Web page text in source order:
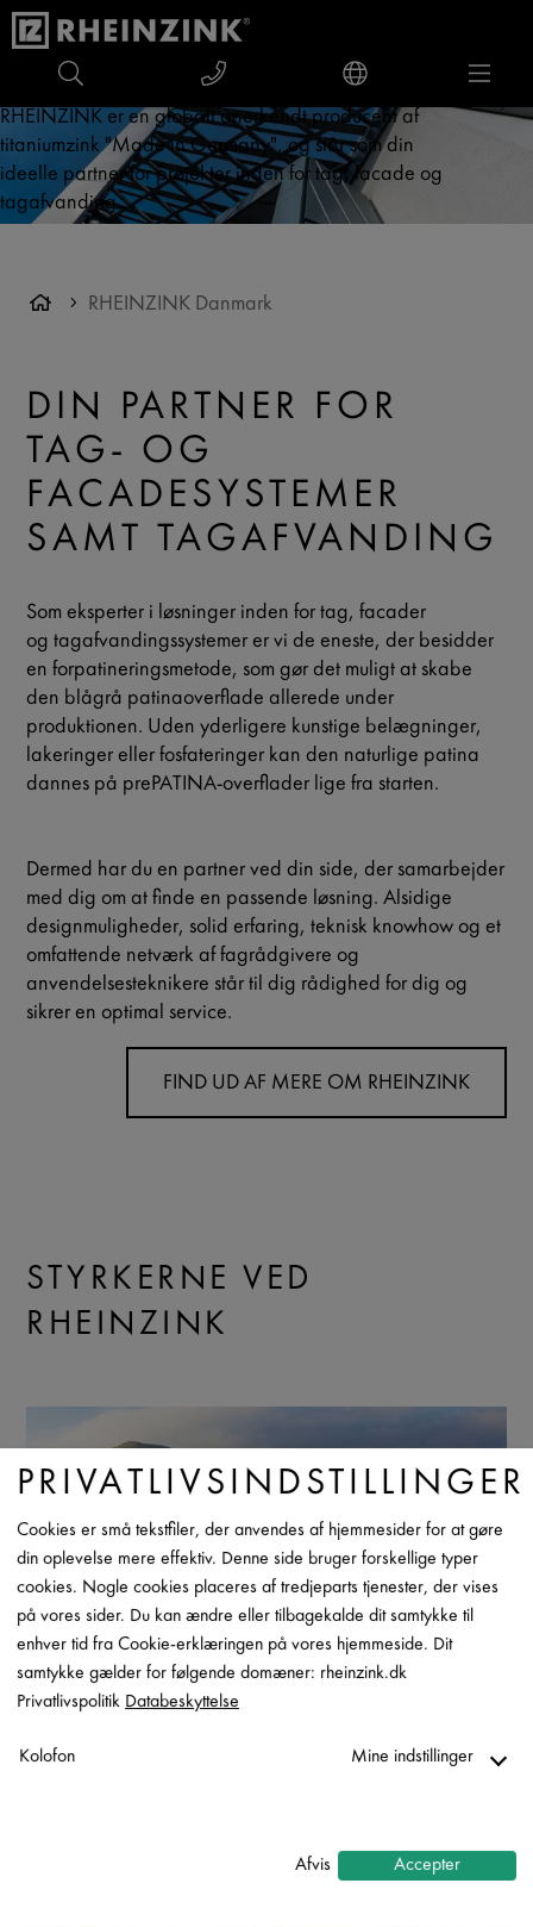
RHEINZINK er en globalt anerkendt producent af
titaniumzink "Made in Germany", og står som din
ideelle partner for projekter inden for tag, facade og
tagafvanding.
RHEINZINK Danmark
DIN PARTNER FOR
TAG- OG
FACADESYSTEMER
SAMT TAGAFVANDING
Som eksperter i løsninger inden for tag, facader
og tagafvandingssystemer er vi de eneste, der besidder
en forpatineringsmetode, som gør det muligt at skabe
den blågrå patinaoverflade allerede under
produktionen. Uden yderligere kunstige belægninger,
lakeringer eller fosfateringer kan den naturlige patina
dannes på prePATINA-overflader lige fra starten.
Dermed har du en partner ved din side, der samarbejder
med dig om at finde en passende løsning. Alsidige
designmuligheder, solid erfaring, teknisk knowhow og et
omfattende netværk af fagrådgivere og
anvendelsesteknikere står til dig rådighed for dig og
sikrer en optimal service.
FIND UD AF MERE OM RHEINZINK
STYRKERNE VED
RHEINZINK
GODE GRUNDE TIL AT VÆLGE RHEINZINK
PRIVATLIVSINDSTILLINGER
Cookies er små tekstfiler, der anvendes af hjemmesider for at gøre
din oplevelse mere effektiv. Denne side bruger forskellige typer
cookies. Nogle cookies placeres af tredjeparts tjenester, der vises
på vores sider. Du kan ændre eller tilbagekalde dit samtykke til
enhver tid fra Cookie-erklæringen på vores hjemmeside. Dit
samtykke gælder for følgende domæner: rheinzink.dk
Privatlivspolitik Databeskyttelse
Kolofon Mine indstillinger
Afvis Accepter